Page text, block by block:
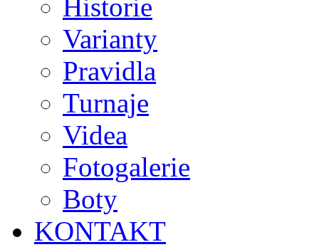
Historie
Varianty
Pravidla
Turnaje
Videa
Fotogalerie
Boty
KONTAKT